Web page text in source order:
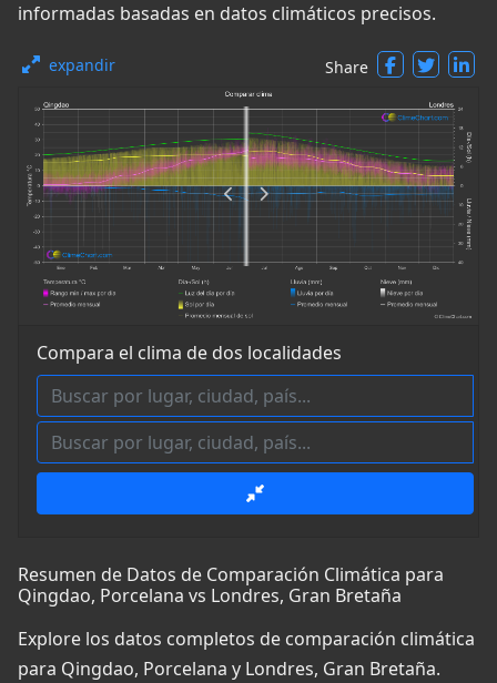
informadas basadas en datos climáticos precisos.
expandir Share
Compara el clima de dos localidades
Resumen de Datos de Comparación Climática para
Qingdao, Porcelana vs Londres, Gran Bretaña
Explore los datos completos de comparación climática
para Qingdao, Porcelana y Londres, Gran Bretaña.